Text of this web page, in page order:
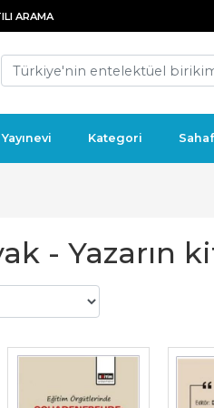
ARAMA
Yayınevi Kategori Sahaf
- Yazarın